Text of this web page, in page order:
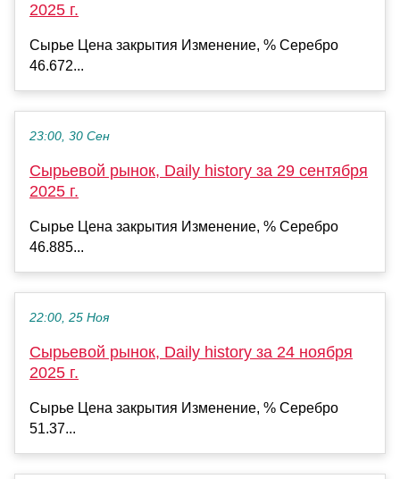
2025 г.
Сырье Цена закрытия Изменение, % Серебро
46.672...
23:00, 30 Сен
Сырьевой рынок, Daily history за 29 сентября
2025 г.
Сырье Цена закрытия Изменение, % Серебро
46.885...
22:00, 25 Ноя
Сырьевой рынок, Daily history за 24 ноября
2025 г.
Сырье Цена закрытия Изменение, % Серебро
51.37...